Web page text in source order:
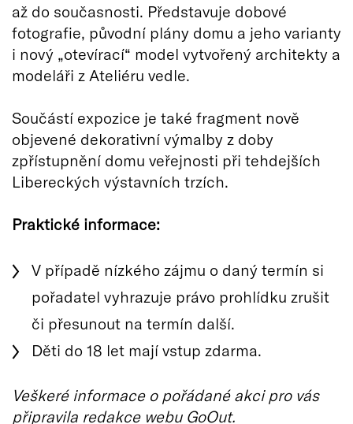
až do současnosti. Představuje dobové
fotografie, původní plány domu a jeho varianty
i nový „otevírací“ model vytvořený architekty a
modeláři z Ateliéru vedle.
Součástí expozice je také fragment nově
objevené dekorativní výmalby z doby
zpřístupnění domu veřejnosti při tehdejších
Libereckých výstavních trzích.
Praktické informace:
V případě nízkého zájmu o daný termín si
pořadatel vyhrazuje právo prohlídku zrušit
či přesunout na termín další.
Děti do 18 let mají vstup zdarma.
Veškeré informace o pořádané akci pro vás
připravila redakce webu GoOut.